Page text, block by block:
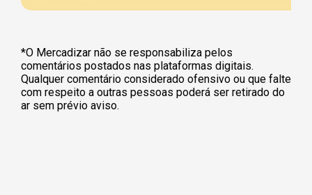
*O Mercadizar não se responsabiliza pelos
comentários postados nas plataformas digitais.
Qualquer comentário considerado ofensivo ou que falte
com respeito a outras pessoas poderá ser retirado do
ar sem prévio aviso.